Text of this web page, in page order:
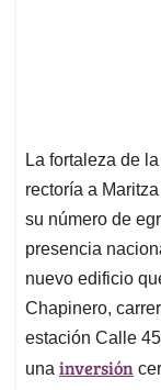
La fortaleza de
rectoría a
su número de
presencia
nuevo edificio
Chapinero,
estación Calle
una inversión